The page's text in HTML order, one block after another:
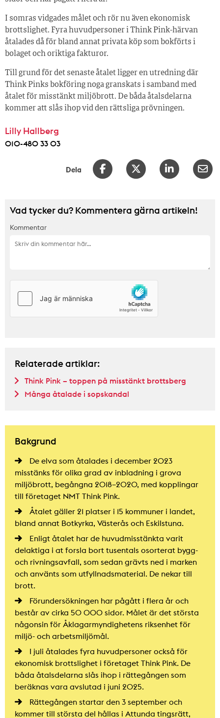
I somras vidgades målet och rör nu även ekonomisk
brottslighet. Fyra huvudpersoner i Think Pink-härvan
åtalades då för bland annat privata köp som bokförts i
bolaget och oriktiga fakturor.
Till grund för det senaste åtalet ligger en utredning där
Think Pinks bokföring noga granskats i samband med
åtalet för misstänkt miljöbrott. De båda åtalsdelarna
kommer att slås ihop vid den rättsliga prövningen.
Lilly Hallberg
010-480 33 03
Dela
Vad tycker du? Kommentera gärna artikeln!
Kommentar
Relaterade artiklar:
Think Pink – toppen på misstänkt brottsberg
Många åtalade i sopskandal
Bakgrund
De elva som åtalades i december 2023
misstänks för olika grad av inbladning i grova
miljöbrott, begångna 2018–2020, med kopplingar
till företaget NMT Think Pink.
Åtalet gäller 21 platser i 15 kommuner i landet,
bland annat Botkyrka, Västerås och Eskilstuna.
Enligt åtalet har de huvudmisstänkta varit
delaktiga i at forsla bort tusentals osorterat bygg-
och rivningsavfall, som sedan grävts ned i marken
och använts som utfyllnadsmaterial. De nekar till
brott.
Förundersökningen har pågått i flera år och
består av cirka 50 000 sidor. Målet är det största
någonsin för Åklagarmyndighetens riksenhet för
miljö- och arbetsmiljömål.
I juli åtalades fyra huvudpersoner också för
ekonomisk brottslighet i företaget Think Pink. De
båda åtalsdelarna slås ihop i rättegången som
beräknas vara avslutad i juni 2025.
Rättegången startar den 3 september och
kommer till största del hållas i Attunda tingsrätt,